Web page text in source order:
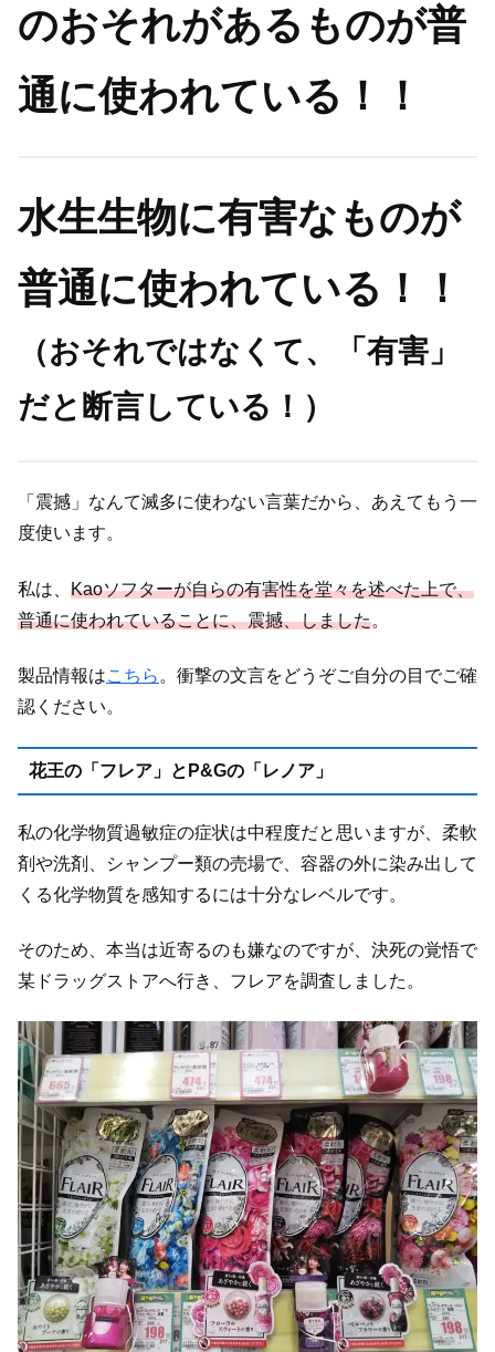
のおそれがあるものが普
通に使われている！！
水生生物に有害なものが
普通に使われている！！
（おそれではなくて、「有害」
だと断言している！）
「震撼」なんて滅多に使わない言葉だから、あえてもう一
度使います。
私は、 Kaoソフターが自らの有害性を堂々を述べた上で、
普通に使われていることに、震撼、しました。
製品情報はこちら 。衝撃の文言をどうぞご自分の目でご確
認ください。
花王の「フレア」とP&Gの「レノア」
私の化学物質過敏症の症状は中程度だと思いますが、柔軟
剤や洗剤、シャンプー類の売場で、容器の外に染み出して
くる化学物質を感知するには十分なレベルです。
そのため、本当は近寄るのも嫌なのですが、決死の覚悟で
某ドラッグストアへ行き、フレアを調査しました。